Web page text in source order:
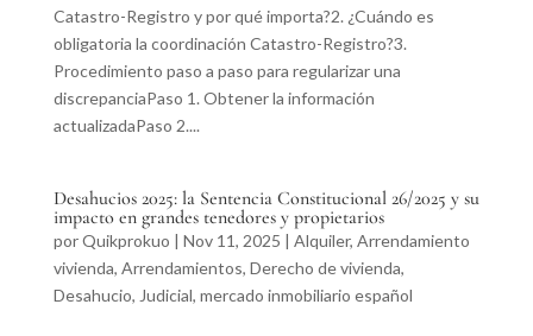
Catastro-Registro y por qué importa?2. ¿Cuándo es
obligatoria la coordinación Catastro-Registro?3.
Procedimiento paso a paso para regularizar una
discrepanciaPaso 1. Obtener la información
actualizadaPaso 2....
Desahucios 2025: la Sentencia Constitucional 26/2025 y su
impacto en grandes tenedores y propietarios
porQuikprokuo | Nov 11, 2025 | Alquiler, Arrendamiento
vivienda, Arrendamientos, Derecho de vivienda,
Desahucio, Judicial, mercado inmobiliario español